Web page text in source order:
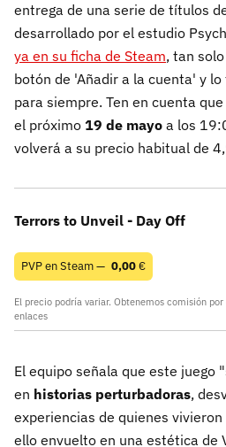
entrega de una serie de títulos
desarrollado por el estudio
ya en su ficha de Steam, tan
botón de 'Añadir a la cuenta' y
para siempre. Ten en cuenta que
el próximo 19 de mayo a los
volverá a su precio habitual de
Terrors to Unveil - Day Off
PVP en Steam — 0,00€
El precio podría variar. Obtenemos comisión por
enlaces
El equipo señala que este juego
en historias perturbadoras,
experiencias de quienes
ello envuelto en una estética de